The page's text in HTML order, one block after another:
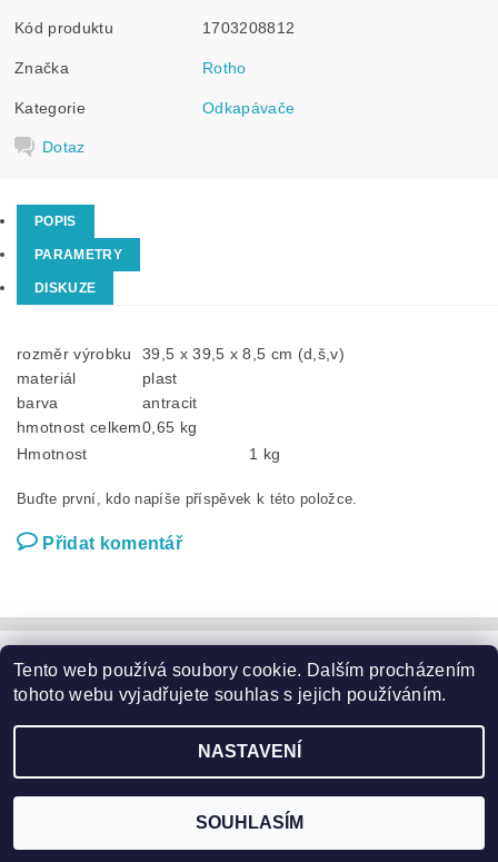
Kód produktu 1703208812
Značka Rotho
Kategorie Odkapávače
Dotaz
POPIS
PARAMETRY
DISKUZE
rozměr výrobku
39,5 x 39,5 x 8,5 cm (d,š,v)
materiál
plast
barva
antracit
hmotnost celkem0,65 kg
Hmotnost
1 kg
Buďte první, kdo napíše příspěvek k této položce.
Přidat komentář
Zahradní nábytek | Zahradní křesla | Zahradní stoly |
Zahradní sedací soupravy | Zahradní houpačky | Zahradní lehátka
| Slunečníky a podstavce Květináče | Domácí potřeby | Značky
2026 ©Garden24.cz, všechna práva vyhrazena
Vytvořil Shoptet
Tento web používá soubory cookie. Dalším procházením
tohoto webu vyjadřujete souhlas s jejich používáním.
NASTAVENÍ
SOUHLASÍM